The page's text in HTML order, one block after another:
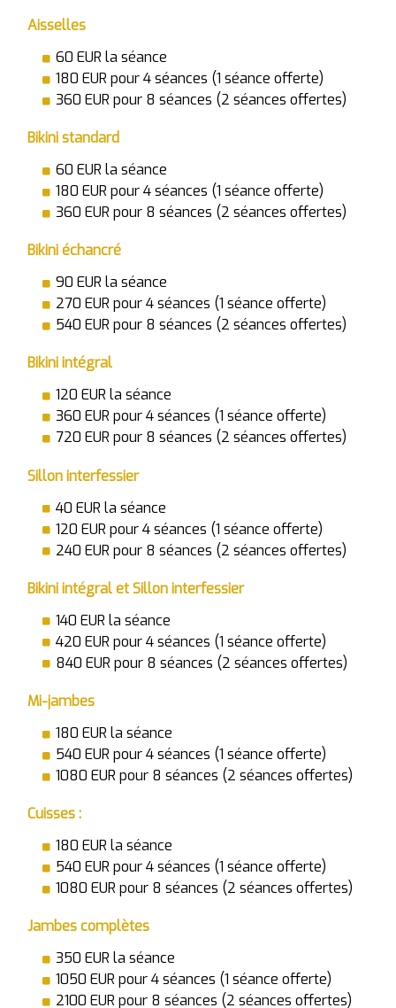
Aisselles
60 EUR la séance
180 EUR pour 4 séances (1 séance offerte)
360 EUR pour 8 séances (2 séances offertes)
Bikini standard
60 EUR la séance
180 EUR pour 4 séances (1 séance offerte)
360 EUR pour 8 séances (2 séances offertes)
Bikini échancré
90 EUR la séance
270 EUR pour 4 séances (1 séance offerte)
540 EUR pour 8 séances (2 séances offertes)
Bikini intégral
120 EUR la séance
360 EUR pour 4 séances (1 séance offerte)
720 EUR pour 8 séances (2 séances offertes)
Sillon interfessier
40 EUR la séance
120 EUR pour 4 séances (1 séance offerte)
240 EUR pour 8 séances (2 séances offertes)
Bikini intégral et Sillon interfessier
140 EUR la séance
420 EUR pour 4 séances (1 séance offerte)
840 EUR pour 8 séances (2 séances offertes)
Mi-jambes
180 EUR la séance
540 EUR pour 4 séances (1 séance offerte)
1080 EUR pour 8 séances (2 séances offertes)
Cuisses :
180 EUR la séance
540 EUR pour 4 séances (1 séance offerte)
1080 EUR pour 8 séances (2 séances offertes)
Jambes complètes
350 EUR la séance
1050 EUR pour 4 séances (1 séance offerte)
2100 EUR pour 8 séances (2 séances offertes)